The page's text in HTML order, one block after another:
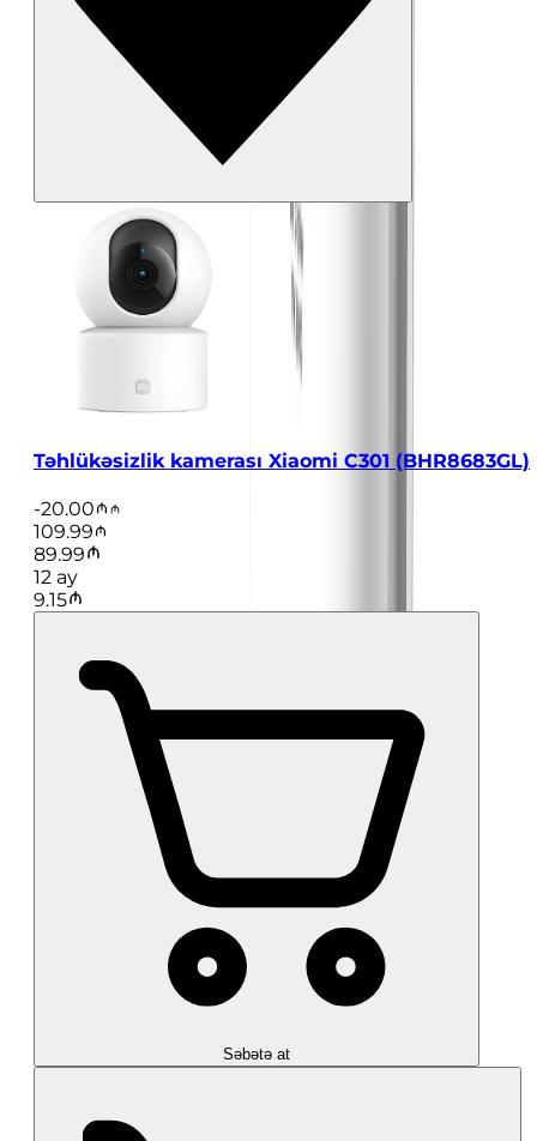
Təhlükəsizlik kamerası Xiaomi C301 (BHR8683GL)
-20.00
109.99
89.99
12 ay
9.15
Səbətə at